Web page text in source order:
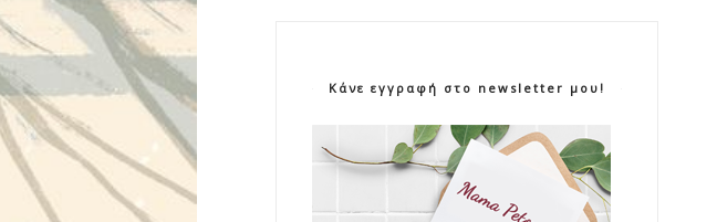
Κάνε εγγραφή στο newsletter μου!